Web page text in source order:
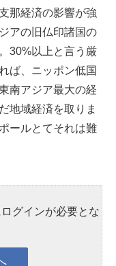
那経済の影響が強
アの旧仏印諸国の
30%以上と言う厳
ば、ニッポン低国
南アジア最大の経
地域経済を取りま
ールとてそれは難
グインが必要とな